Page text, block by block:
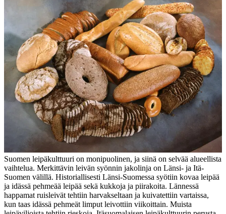
Suomen leipäkulttuuri on monipuolinen, ja siinä on selvää alueellista
vaihtelua. Merkittävin leivän syönnin jakolinja on Länsi- ja Itä-
Suomen välillä. Historiallisesti Länsi-Suomessa syötiin kovaa leipää
ja idässä pehmeää leipää sekä kukkoja ja piirakoita. Lännessä
happamat ruisleivät tehtiin harvakseltaan ja kuivatettiin vartaissa,
kun taas idässä pehmeät limput leivottiin viikoittain. Muista